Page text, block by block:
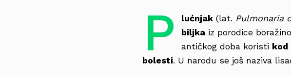
P lućnjak (lat. Pulmonaria
biljka iz porodice
antičkog doba koristi kod
bolesti. U narodu se još naziva